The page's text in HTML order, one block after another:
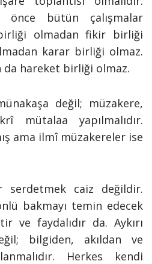
önce bütün çalışmalar
olmadan fikir birliği
karar birliği olmaz.
hareket birliği olmaz.
değil; müzakere,
mütalaa yapılmalıdır.
ama ilmî müzakereler ise
caiz değildir.
bakmayı temin edecek
ve faydalıdır da. Aykırı
bilgiden, akıldan ve
Herkes kendi